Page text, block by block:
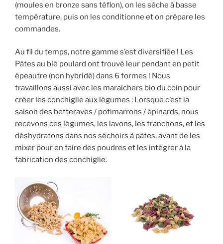
(moules en bronze sans téflon), on les sèche à basse
température, puis on les conditionne et on prépare les
commandes.
Au fil du temps, notre gamme s’est diversifiée ! Les
Pâtes au blé poulard ont trouvé leur pendant en petit
épeautre (non hybridé) dans 6 formes ! Nous
travaillons aussi avec les maraichers bio du coin pour
créer les conchiglie aux légumes : Lorsque c’est la
saison des betteraves / potimarrons / épinards, nous
recevons ces légumes, les lavons, les tranchons, et les
déshydratons dans nos séchoirs à pâtes, avant de les
mixer pour en faire des poudres et les intégrer à la
fabrication des conchiglie.